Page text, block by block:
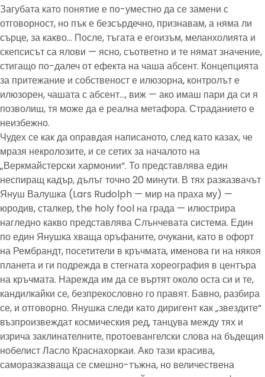
Загубата като понятие е по-уместно да се замени с
отговорност, но пък е безсърдечно, признавам, а няма ли
сърце, за какво… После, тъгата е егоизъм, меланхолията и
скепсисът са ялови — ясно, съответно и те нямат значение,
стигащо по-далеч от ефекта на чаша абсент. Концепцията
за притежание и собственост е илюзорна, контролът е
илюзорен, чашата с абсент…, виж — ако имаш пари да си я
позволиш, тя може да е реална метафора. Страданието е
неизбежно.
Чудех се как да оправдая написаното, след като казах, че
мразя некролозите, и се сетих за началото на
„Веркмайстерски хармонии“. То представлява един
неспиращ кадър, дълъг точно 20 минути. В тях разказвачът
Януш Валушка (Lars Rudolph — мир на праха му) —
юродив, сталкер, the holy fool на града — илюстрира
нагледно какво представлява Слънчевата система. Един
по един Янушка хваща оръфаните, очукани, като в офорт
на Рембрандт, посетители в кръчмата, именова ги на някоя
планета и ги подрежда в стегната хореография в центъра
на кръчмата. Нарежда им да се въртят около оста си и те,
кандилкайки се, безпрекословно го правят. Бавно, разбира
се, и отговорно. Янушка следи като диригент как „звездите“
възпроизвеждат космическия ред, танцува между тях и
изрича заклинателните, протоевангелски слова на бъдещия
нобелист Ласло Краснахоркаи. Ако тази красива,
саморазказваща се смешно-тъжна, но величествена